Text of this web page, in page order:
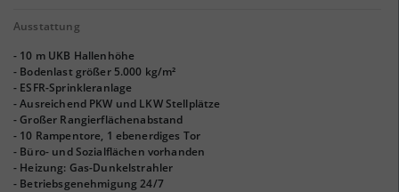
Ausstattung
- 10 m UKB Hallenhöhe
- Bodenlast größer 5.000 kg/m²
- ESFR-Sprinkleranlage
- Ausreichend PKW und LKW Stellplätze
- Großer Rangierflächenabstand
- 10 Rampentore, 1 ebenerdiges Tor
- Büro- und Sozialflächen vorhanden
- Heizung: Gas-Dunkelstrahler
- Betriebsgenehmigung 24/7